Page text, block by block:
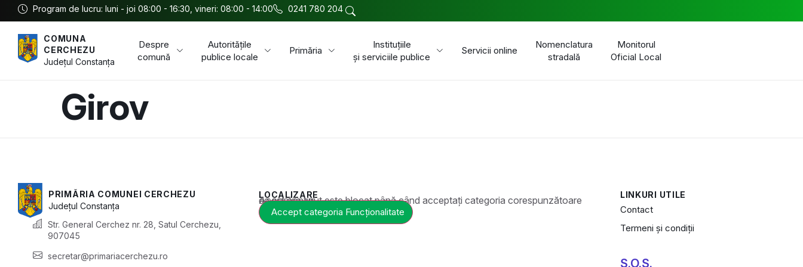
Program de lucru: luni - joi 08:00 - 16:30, vineri: 08:00 - 14:00 0241 780 204
COMUNA
CERCHEZU
JudețulConstanța
Despre
comună
Autoritățile
publice locale
Primăria
Instituțiile
și serviciile publice
Servicii online
Nomenclatura
stradală
Monitorul
Oficial Local
Girov
PRIMĂRIA COMUNEI CERCHEZU
JudețulConstanța
Str. General Cerchez nr. 28, Satul Cerchezu,
907045
secretar@primariacerchezu.ro
LOCALIZARE
Acest conținut este blocat până când acceptați categoria corespunzătoare de cookie-uri.
Accept categoria Funcționalitate
LINKURI UTILE
Contact
Termeni și condiții
S.O.S.